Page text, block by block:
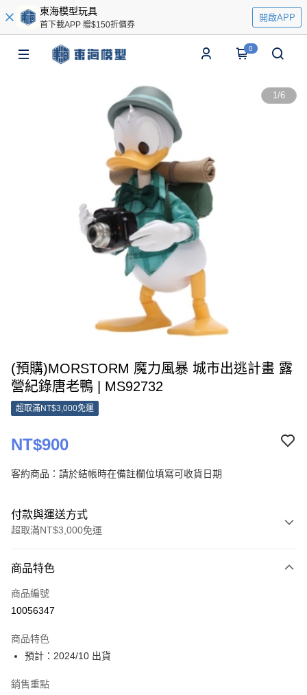
東海模型玩具
首下載APP 贈$150折價券
開啟APP
0
1/6
(預購)MORSTORM 魔力風暴 城市出逃計畫 露
營紀錄唐老鴨 | MS92732
超取滿NT$3,000免運
NT$900
客約商品：請於結帳時在備註欄位填寫可收貨日期
付款與運送方式
超取滿NT$3,000免運
信用卡一次付款
超商取貨付款
Google Pay
全盈+PAY
商品特色
商品編號
10056347
商品特色
預計：2024/10 出貨
銷售重點